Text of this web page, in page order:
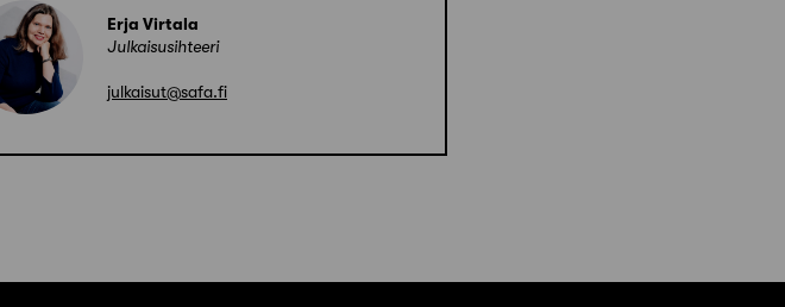
Erja Virtala
Julkaisusihteeri
julkaisut@safa.fi